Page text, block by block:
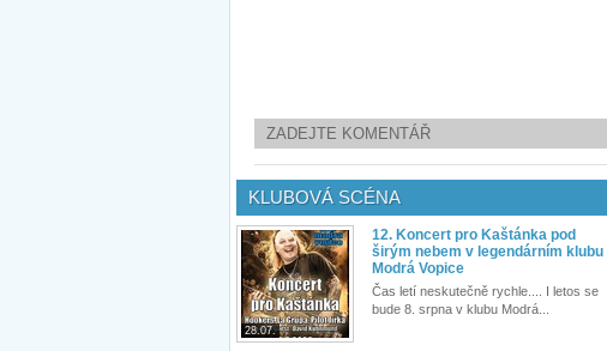
ZADEJTE KOMENTÁŘ
KLUBOVÁ SCÉNA
28.07.
12. Koncert pro Kaštánka pod
širým nebem v legendárním klubu
Modrá Vopice
Čas letí neskutečně rychle.... I letos se
bude 8. srpna v klubu Modrá...